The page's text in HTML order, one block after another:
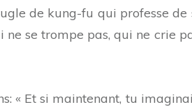
de kung-fu qui professe de
se trompe pas, qui ne crie
« Et si maintenant, tu